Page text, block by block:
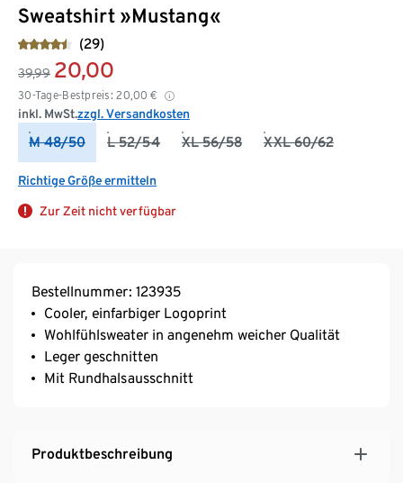
Sweatshirt »Mustang«
(29)
39,99 20,00
30-Tage-Bestpreis: 20,00 €
inkl. MwSt.zzgl. Versandkosten
M 48/50 L 52/54 XL 56/58 XXL 60/62
Richtige Größe ermitteln
Zur Zeit nicht verfügbar
Bestellnummer: 123935
Cooler, einfarbiger Logoprint
Wohlfühlsweater in angenehm weicher Qualität
Leger geschnitten
Mit Rundhalsausschnitt
Produktbeschreibung